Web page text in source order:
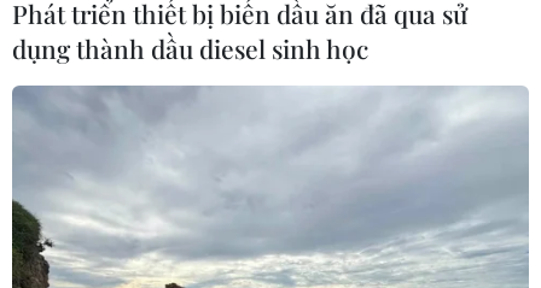
Thủ tướng lên đường dự Hội nghị Cấp cao
Ủy hội sông Mekong quốc tế
Thủ tướng Chính phủ Nguyễn Xuân Phúc và Đoàn đại
biểu Việt Nam rời Hà Nội, lên đường sang Siem Reap,
Campuchia tham dự Hội nghị Cấp cao Ủy hội sông
Mekong quốc tế lần thứ ba từ ngày 4-5/4.
Phát triển thiết bị biến dầu ăn đã qua sử
dụng thành dầu diesel sinh học